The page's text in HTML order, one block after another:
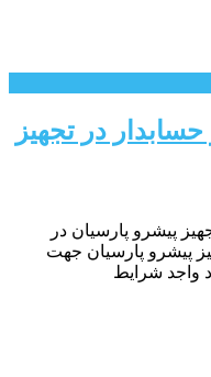
در تجهیز
پیشرو پارسیان در
پیشرو پارسیان جهت
واجد شرایط